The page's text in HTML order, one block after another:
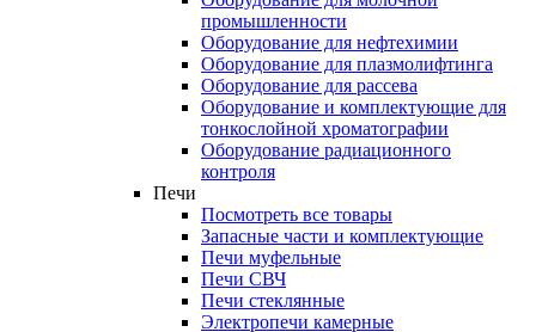
промышленности
Оборудование для нефтехимии
Оборудование для плазмолифтинга
Оборудование для рассева
Оборудование и комплектующие для
тонкослойной хроматографии
Оборудование радиационного
контроля
Печи
Посмотреть все товары
Запасные части и комплектующие
Печи муфельные
Печи СВЧ
Печи стеклянные
Электропечи камерные